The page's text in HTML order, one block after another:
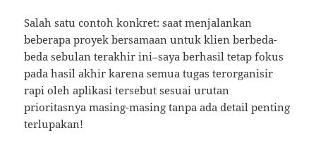
Salah satu contoh konkret: saat menjalankan
beberapa proyek bersamaan untuk klien berbeda-
beda sebulan terakhir ini–saya berhasil tetap fokus
pada hasil akhir karena semua tugas terorganisir
rapi oleh aplikasi tersebut sesuai urutan
prioritasnya masing-masing tanpa ada detail penting
terlupakan!